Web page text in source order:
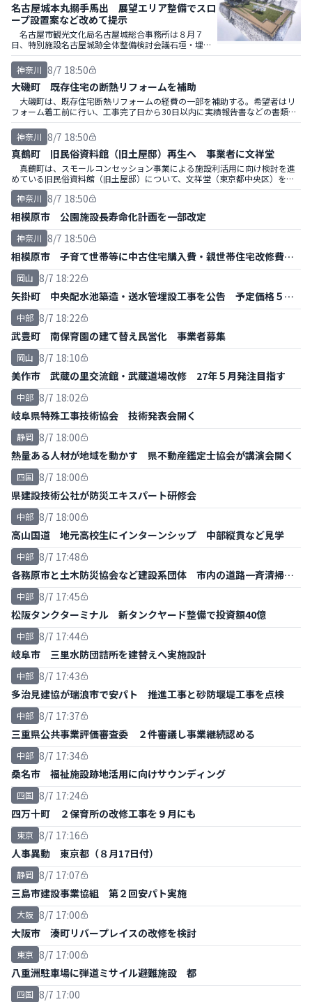
名古屋城本丸搦手馬出 展望エリア整備でスロ
ープ設置案など改めて提示
名古屋市観光文化局名古屋城総合事務所は８月７
日、特別施設名古屋城跡全体整備検討会議石垣・埋蔵
文化財部会（第72回）を開き、名古屋城跡の修景や、
石垣の保存方針などについて議論を交わした。
神奈川 8/7 18:50
大磯町 既存住宅の断熱リフォームを補助
大磯町は、既存住宅断熱リフォームの経費の一部を補助する。希望者はリ
フォーム着工前に行い、工事完了日から30日以内に実績報告書などの書類を
提出する。
神奈川 8/7 18:50
真鶴町 旧民俗資料館（旧土屋邸）再生へ 事業者に文祥堂
真鶴町は、スモールコンセッション事業による施設利活用に向け検討を進
めている旧民俗資料館（旧土屋邸）について、文祥堂（東京都中央区）を優
先交渉権者に選定、基本協定書を締結した。
神奈川 8/7 18:50
相模原市 公園施設長寿命化計画を一部改定
神奈川 8/7 18:50
相模原市 子育て世帯等に中古住宅購入費・親世帯住宅改修費補
助
岡山 8/7 18:22
矢掛町 中央配水池築造・送水管埋設工事を公告 予定価格５億
円
中部 8/7 18:22
武豊町 南保育園の建て替え民営化 事業者募集
岡山 8/7 18:10
美作市 武蔵の里交流館・武蔵道場改修 27年５月発注目指す
中部 8/7 18:02
岐阜県特殊工事技術協会 技術発表会開く
静岡 8/7 18:00
熱量ある人材が地域を動かす 県不動産鑑定士協会が講演会開く
四国 8/7 18:00
県建設技術公社が防災エキスパート研修会
中部 8/7 18:00
高山国道 地元高校生にインターンシップ 中部縦貫など見学
中部 8/7 17:48
各務原市と土木防災協会など建設系団体 市内の道路一斉清掃ボ
ランティア
中部 8/7 17:45
松阪タンクターミナル 新タンクヤード整備で投資額40億
中部 8/7 17:44
岐阜市 三里水防団詰所を建替えへ実施設計
中部 8/7 17:43
多治見建協が瑞浪市で安パト 推進工事と砂防堰堤工事を点検
中部 8/7 17:37
三重県公共事業評価審査委 ２件審議し事業継続認める
中部 8/7 17:34
桑名市 福祉施設跡地活用に向けサウンディング
四国 8/7 17:24
四万十町 ２保育所の改修工事を９月にも
東京 8/7 17:16
人事異動 東京都（８月17日付）
静岡 8/7 17:07
三島市建設事業協組 第２回安パト実施
大阪 8/7 17:00
大阪市 湊町リバープレイスの改修を検討
東京 8/7 17:00
八重洲駐車場に弾道ミサイル避難施設 都
四国 8/7 17:00